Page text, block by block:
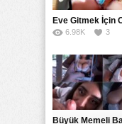
6.98K 3